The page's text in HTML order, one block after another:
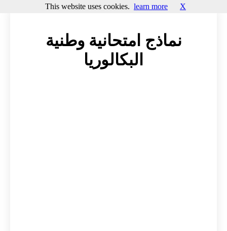
نماذج امتحانية وطنية
البكالوريا
This website uses cookies. learn more X